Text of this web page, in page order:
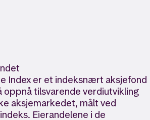
Index er et indeksnært aksjefond
oppnå tilsvarende verdiutvikling
aksjemarkedet, målt ved
Eierandelene i de